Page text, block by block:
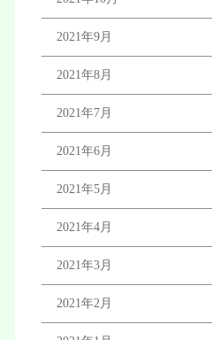
2021年9月
2021年8月
2021年7月
2021年6月
2021年5月
2021年4月
2021年3月
2021年2月